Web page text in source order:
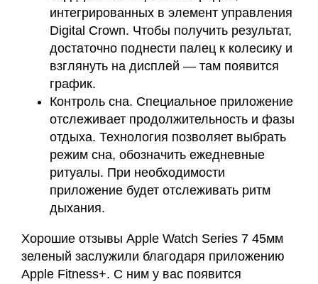
интегрированных в элемент управления
Digital Crown. Чтобы получить результат,
достаточно поднести палец к колесику и
взглянуть на дисплей — там появится
график.
Контроль сна. Специальное приложение
отслеживает продолжительность и фазы
отдыха. Технология позволяет выбрать
режим сна, обозначить ежедневные
ритуалы. При необходимости
приложение будет отслеживать ритм
дыхания.
Хорошие отзывы Apple Watch Series 7 45мм
зеленый заслужили благодаря приложению
Apple Fitness+. С ним у вас появится